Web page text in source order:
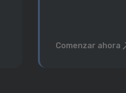
Comenzar ahora